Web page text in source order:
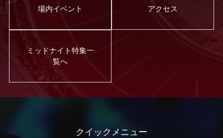
場内イベント アクセス
ミッドナイト特集一
覧へ
クイックメニュー